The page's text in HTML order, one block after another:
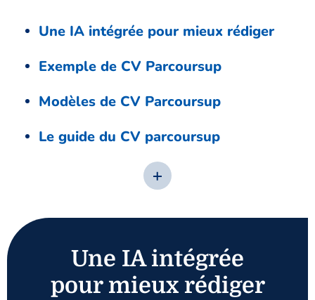
Une IA intégrée pour mieux rédiger
Exemple de CV Parcoursup
Modèles de CV Parcoursup
Le guide du CV parcoursup
Une IA intégrée
pour mieux rédiger